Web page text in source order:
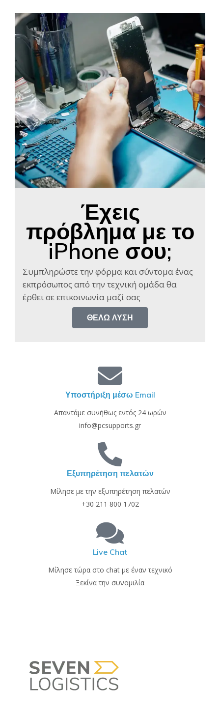
Έχεις
πρόβλημα με το
iPhone σου;
Συμπληρώστε την φόρμα και σύντομα ένας
εκπρόσωπος από την τεχνική ομάδα θα
έρθει σε επικοινωνία μαζί σας​
ΘΈΛΩ ΛΎΣΗ
Υποστήριξη μέσω Email
Απαντάμε συνήθως εντός 24 ωρών
info@pcsupports.gr
Εξυπηρέτηση πελατών
Μίλησε με την εξυπηρέτηση πελατών
+30 211 800 1702
Live Chat
Μίλησε τώρα στο chat με έναν τεχνικό
Ξεκίνα την συνομιλία